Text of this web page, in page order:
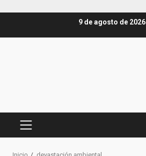
9 de agosto de 2026
MENÚ